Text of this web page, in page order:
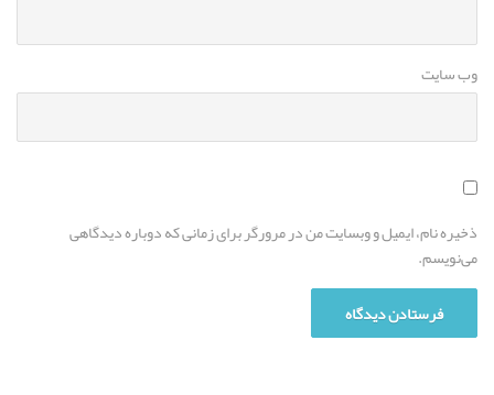
وب سایت
ذخیره نام، ایمیل و وبسایت من در مرورگر برای زمانی که دوباره دیدگاهی
می‌نویسم.